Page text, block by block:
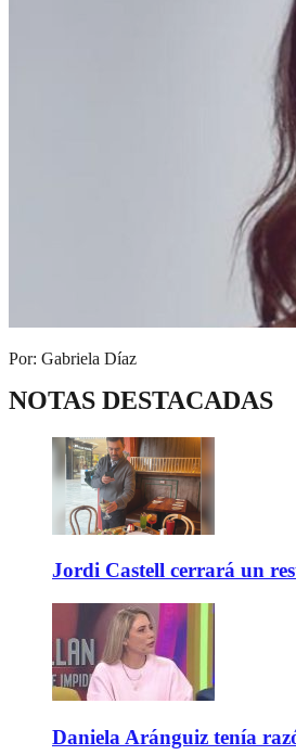
Por: Gabriela Díaz
NOTAS DESTACADAS
Jordi Castell cerrará un
Daniela Aránguiz tenía